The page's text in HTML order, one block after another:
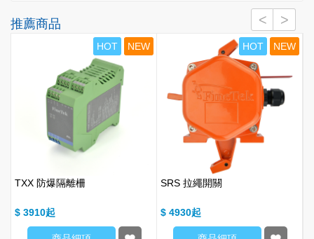
推薦商品
HOT NEW
TXX 防爆隔離柵
$ 3910
HOT NEW
SRS 拉繩開關
$ 4930